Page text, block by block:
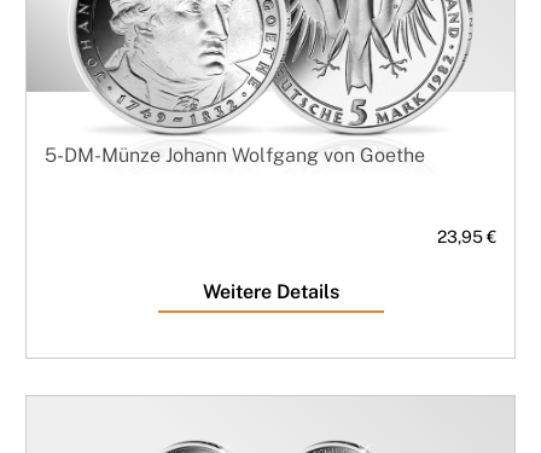
5-DM-Münze Johann Wolfgang von Goethe
23,95 €
Weitere Details